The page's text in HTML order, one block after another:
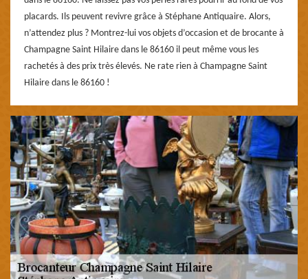
placards. Ils peuvent revivre grâce à Stéphane Antiquaire. Alors,
n’attendez plus ? Montrez-lui vos objets d’occasion et de brocante à
Champagne Saint Hilaire dans le 86160 il peut même vous les
rachetés à des prix très élevés. Ne rate rien à Champagne Saint
Hilaire dans le 86160 !